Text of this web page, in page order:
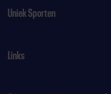
Uniek Sporten
Links